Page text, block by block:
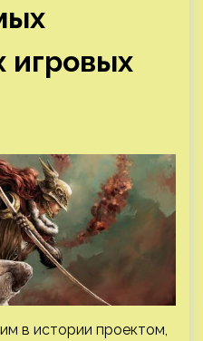
игровых
в истории проектом,